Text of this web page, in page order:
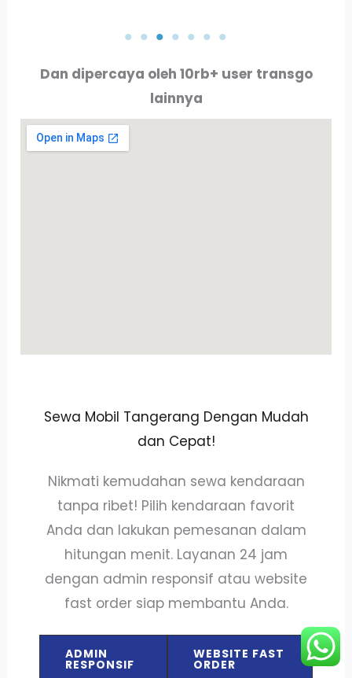
Dan dipercaya oleh 10rb+ user transgo
lainnya
Sewa Mobil Tangerang Dengan Mudah
dan Cepat!
Nikmati kemudahan sewa kendaraan
tanpa ribet! Pilih kendaraan favorit
Anda dan lakukan pemesanan dalam
hitungan menit. Layanan 24 jam
dengan admin responsif atau website
fast order siap membantu Anda.
ADMIN
RESPONSIF
WEBSITE FAST
ORDER